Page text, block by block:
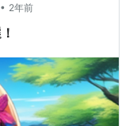
。 映像は安定の
優 ルビー：伊駒
• 2年前